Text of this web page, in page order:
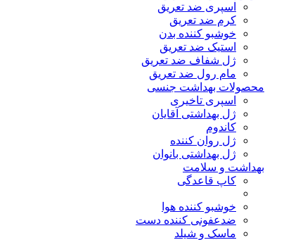
اسپری ضد تعریق
کرم ضد تعریق
خوشبو کننده بدن
استیک ضد تعریق
ژل شفاف ضد تعریق
مام رول ضد تعریق
محصولات بهداشت جنسی
اسپری تاخیری
ژل بهداشتی آقایان
کاندوم
ژل روان کننده
ژل بهداشتی بانوان
بهداشت و سلامت
کاپ قاعدگی
خوشبو کننده هوا
ضدعفونی کننده دست
ماسک و شیلد